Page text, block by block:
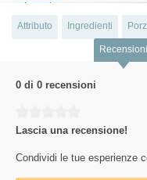
Attributo Ingredienti
Recensioni
0 di 0 recensioni
Lascia una recensione!
Condividi le tue esperienze